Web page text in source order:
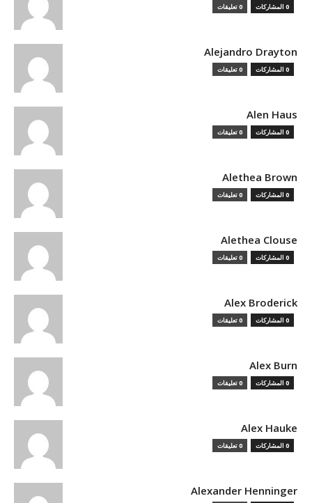
0 المشاركات 0 تعليقات
Alejandro Drayton
0 المشاركات 0 تعليقات
Alen Haus
0 المشاركات 0 تعليقات
Alethea Brown
0 المشاركات 0 تعليقات
Alethea Clouse
0 المشاركات 0 تعليقات
Alex Broderick
0 المشاركات 0 تعليقات
Alex Burn
0 المشاركات 0 تعليقات
Alex Hauke
0 المشاركات 0 تعليقات
Alexander Henninger